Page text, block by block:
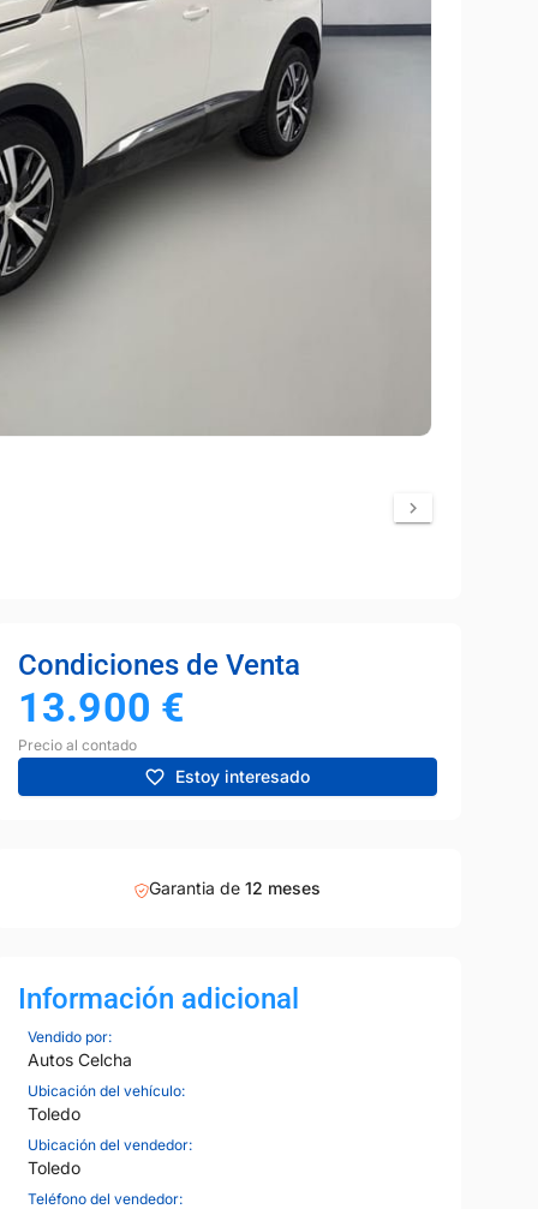
Condiciones de Venta
13.900 €
Precio al contado
Estoy interesado
Garantia de 12 meses
Información adicional
Vendido por:
Autos Celcha
Ubicación del vehículo:
Toledo
Ubicación del vendedor:
Toledo
Teléfono del vendedor: